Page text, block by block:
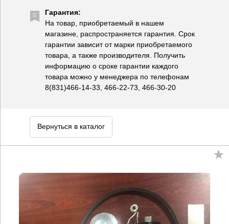
Гарантия:
На товар, приобретаемый в нашем
магазине, распространяется гарантия. Срок
гарантии зависит от марки приобретаемого
товара, а также производителя. Получить
информацию о сроке гарантии каждого
товара можно у менеджера по телефонам
8(831)466-14-33, 466-22-73, 466-30-20
Вернуться в каталог